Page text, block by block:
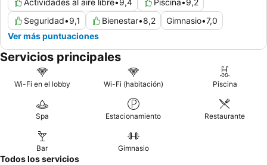
Actividades al aire libre•9,4 Piscina•9,2
Seguridad•9,1 Bienestar•8,2 Gimnasio•7,0
Ver más puntuaciones
Servicios principales
Wi-Fi en el lobby Wi-Fi (habitación) Piscina
Spa Estacionamiento Restaurante
Bar Gimnasio
Todos los servicios